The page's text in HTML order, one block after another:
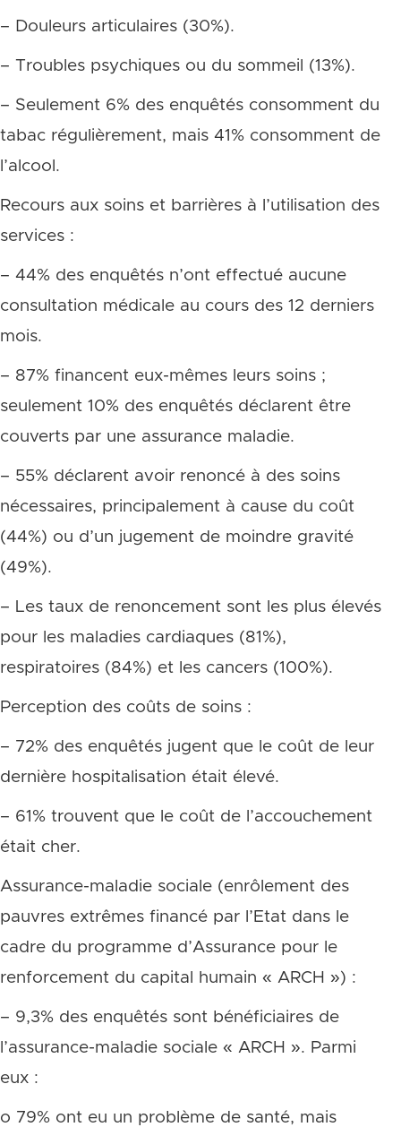
– Douleurs articulaires (30%).
– Troubles psychiques ou du sommeil (13%).
– Seulement 6% des enquêtés consomment du
tabac régulièrement, mais 41% consomment de
l’alcool.
Recours aux soins et barrières à l’utilisation des
services :
– 44% des enquêtés n’ont effectué aucune
consultation médicale au cours des 12 derniers
mois.
– 87% financent eux-mêmes leurs soins ;
seulement 10% des enquêtés déclarent être
couverts par une assurance maladie.
– 55% déclarent avoir renoncé à des soins
nécessaires, principalement à cause du coût
(44%) ou d’un jugement de moindre gravité
(49%).
– Les taux de renoncement sont les plus élevés
pour les maladies cardiaques (81%),
respiratoires (84%) et les cancers (100%).
Perception des coûts de soins :
– 72% des enquêtés jugent que le coût de leur
dernière hospitalisation était élevé.
– 61% trouvent que le coût de l’accouchement
était cher.
Assurance-maladie sociale (enrôlement des
pauvres extrêmes financé par l’Etat dans le
cadre du programme d’Assurance pour le
renforcement du capital humain « ARCH ») :
– 9,3% des enquêtés sont bénéficiaires de
l’assurance-maladie sociale « ARCH ». Parmi
eux :
o 79% ont eu un problème de santé, mais